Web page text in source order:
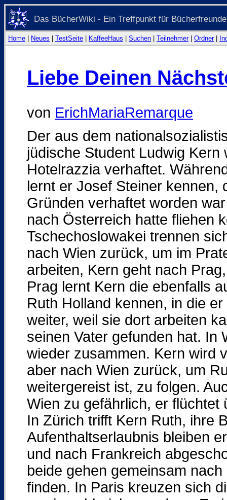
Das BücherWiki - Ein Treffpunkt für Bücherfreunde
Home Neues TestSeite KaffeeHaus Suchen Teilnehmer| Ordner|
Liebe Deinen
von ErichMariaRemarque
Der aus dem
jüdische Student Ludwig
Hotelrazzia verhaftet.
lernt er Josef Steiner
Gründen verhaftet worden
nach Österreich hatte fliehen
Tschechoslowakei trennen
nach Wien zurück, um im
arbeiten, Kern geht nach
Prag lernt Kern die ebenfalls
Ruth Holland kennen, in die
weiter, weil sie dort arbeiten
seinen Vater gefunden hat. In
wieder zusammen. Kern wird
aber nach Wien zurück, um
weitergereist ist, zu folgen.
Wien zu gefährlich, er
In Zürich trifft Kern Ruth, ihre
Aufenthaltserlaubnis bleiben
und nach Frankreich
beide gehen gemeinsam
finden. In Paris kreuzen sich